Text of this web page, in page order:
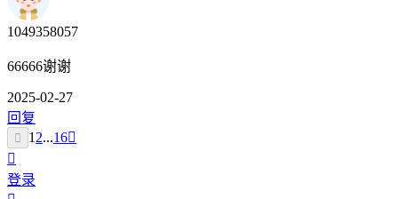
1049358057
66666谢谢
2025-02-27
回复
1 2...16
登录